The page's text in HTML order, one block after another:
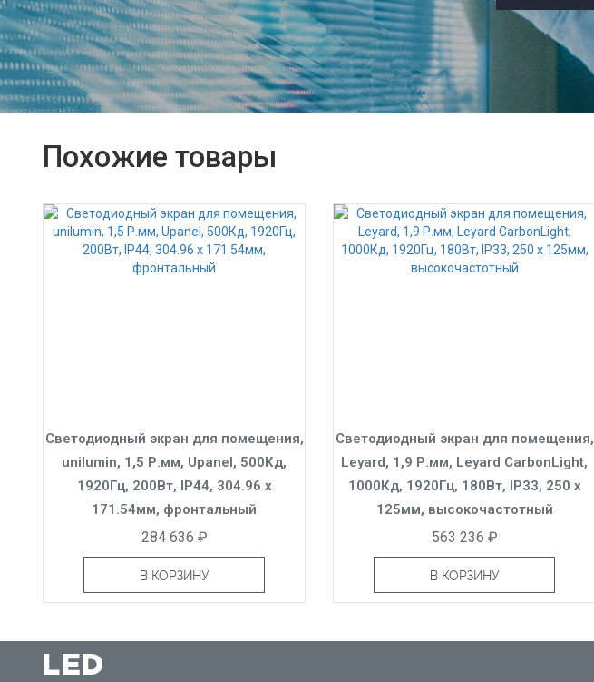
Похожие товары
Светодиодный экран для помещения,
unilumin, 1,5 Р.мм, Upanel, 500Кд,
1920Гц, 200Вт, IP44, 304.96 x
171.54мм, фронтальный
284 636 ₽
В КОРЗИНУ
Светодиодный экран для помещения,
Leyard, 1,9 Р.мм, Leyard CarbonLight,
1000Кд, 1920Гц, 180Вт, IP33, 250 x
125мм, высокочастотный
563 236 ₽
В КОРЗИНУ